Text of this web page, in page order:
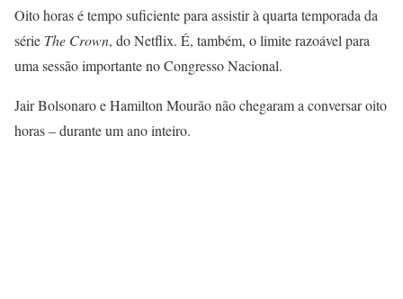
Oito horas é tempo suficiente para assistir à quarta temporada da
série The Crown, do Netflix. É, também, o limite razoável para
uma sessão importante no Congresso Nacional.
Jair Bolsonaro e Hamilton Mourão não chegaram a conversar oito
horas – durante um ano inteiro.